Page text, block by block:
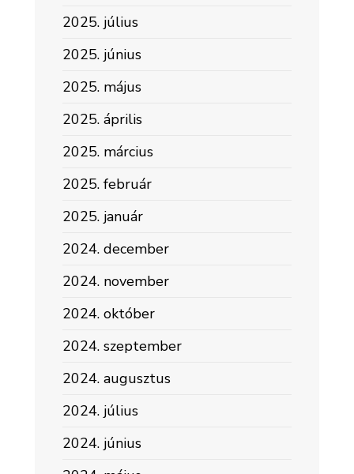
2025. július
2025. június
2025. május
2025. április
2025. március
2025. február
2025. január
2024. december
2024. november
2024. október
2024. szeptember
2024. augusztus
2024. július
2024. június